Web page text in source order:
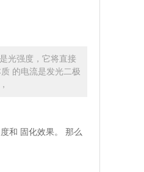
光强度，它将直接
的电流是发光二极
和 固化效果。 那么